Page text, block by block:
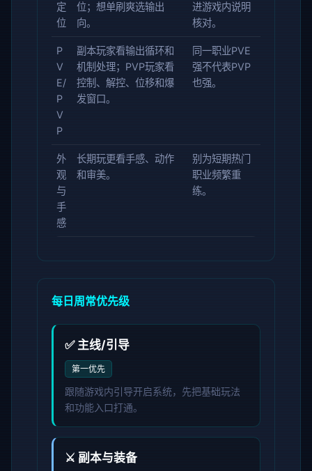
定
位
位；想单刷爽选输出
向。
进游戏内说明
核对。
P
V
E/
P
V
P
副本玩家看输出循环和
机制处理；PVP玩家看
控制、解控、位移和爆
发窗口。
同一职业PVE
强不代表PVP
也强。
外
观
与
手
感
长期玩更看手感、动作
和审美。
别为短期热门
职业频繁重
练。
每日周常优先级
✅ 主线/引导
第一优先
跟随游戏内引导开启系统，先把基础玩法
和功能入口打通。
⚔️ 副本与装备